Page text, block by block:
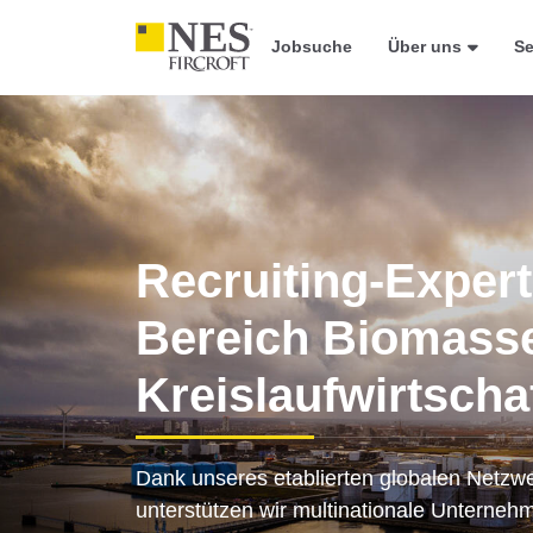
Jobsuche Über uns
Recruiting-
Bereich
Dank unseres etablierten globalen
unterstützen wir multinationale
Aktuelle
Bereich Biomass